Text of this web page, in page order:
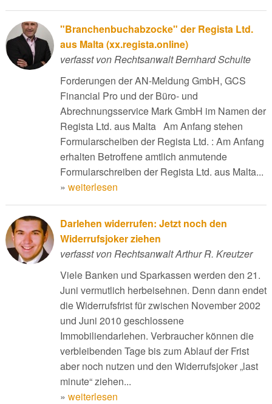
"Branchenbuchabzocke" der Regista Ltd.
aus Malta (xx.regista.online)
verfasst von Rechtsanwalt Bernhard Schulte
Forderungen der AN-Meldung GmbH, GCS
Financial Pro und der Büro- und
Abrechnungsservice Mark GmbH im Namen der
Regista Ltd. aus Malta Am Anfang stehen
Formularscheiben der Regista Ltd. : Am Anfang
erhalten Betroffene amtlich anmutende
Formularschreiben der Regista Ltd. aus Malta...
» weiterlesen
Darlehen widerrufen: Jetzt noch den
Widerrufsjoker ziehen
verfasst von Rechtsanwalt Arthur R. Kreutzer
Viele Banken und Sparkassen werden den 21.
Juni vermutlich herbeisehnen. Denn dann endet
die Widerrufsfrist für zwischen November 2002
und Juni 2010 geschlossene
Immobiliendarlehen. Verbraucher können die
verbleibenden Tage bis zum Ablauf der Frist
aber noch nutzen und den Widerrufsjoker „last
minute“ ziehen...
» weiterlesen